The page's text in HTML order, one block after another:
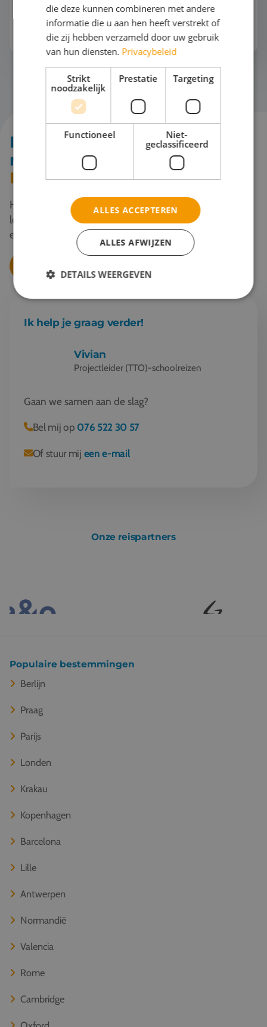
Excursies op maat
Maaltijden
Welke informatievoorziening en
updates kunnen docenten en
ouders verwachten voor de reis?
Interesse in een expeditiereis
naar
Zuid-Afrika met Travel
Inventive?
Heb je plannen voor een bijzondere reis met je
leerlingen naar Zuid-Afrika Bel of mail me en ik maak
een avontuurlijk én intercultureel programma voor je.
Ik help je graag verder!
Vivian
Projectleider (TTO)-schoolreizen
Gaan we samen aan de slag?
Bel mij op 076 522 30 57
Of stuur mij een e-mail
Onze reispartners
Populaire bestemmingen
Berlijn
Praag
Parijs
Londen
Krakau
Kopenhagen
Barcelona
Lille
Antwerpen
Normandië
Valencia
Rome
Cambridge
die deze kunnen combineren met andere
informatie die u aan hen heeft verstrekt of
die zij hebben verzameld door uw gebruik
van hun diensten. Privacybeleid
Strikt
noodzakelijk
Prestatie Targeting
Functioneel
Niet-
geclassificeerd
ALLES ACCEPTEREN
ALLES AFWIJZEN
DETAILS WEERGEVEN